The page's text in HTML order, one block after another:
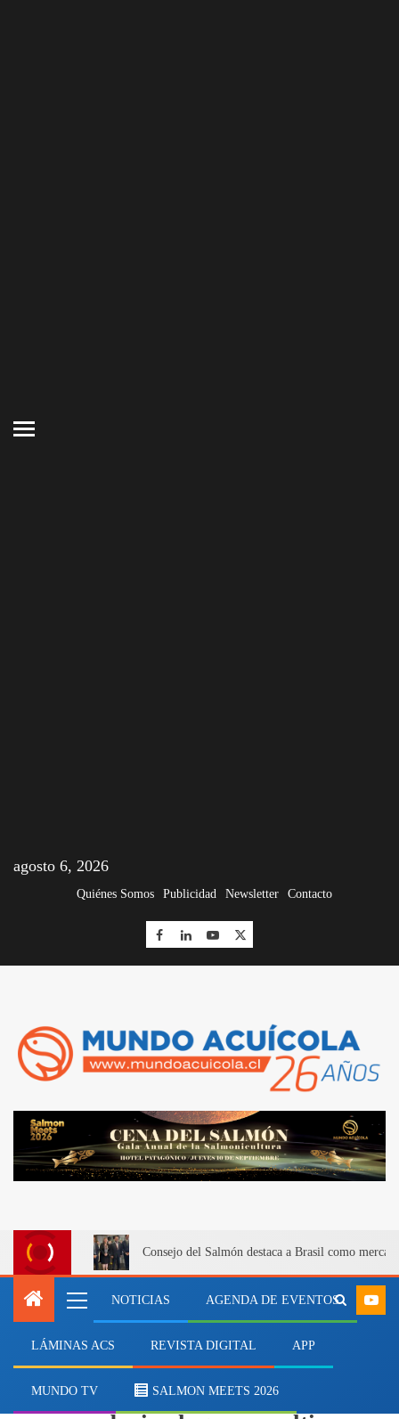
agosto 6, 2026
Quiénes Somos Publicidad Newsletter Contacto
Consejo del Salmón destaca a Brasil como
NOTICIAS AGENDA DE EVENTOS
LÁMINAS ACS REVISTA DIGITAL APP
MUNDO TV SALMON MEETS 2026
Estudio identifica estrategias